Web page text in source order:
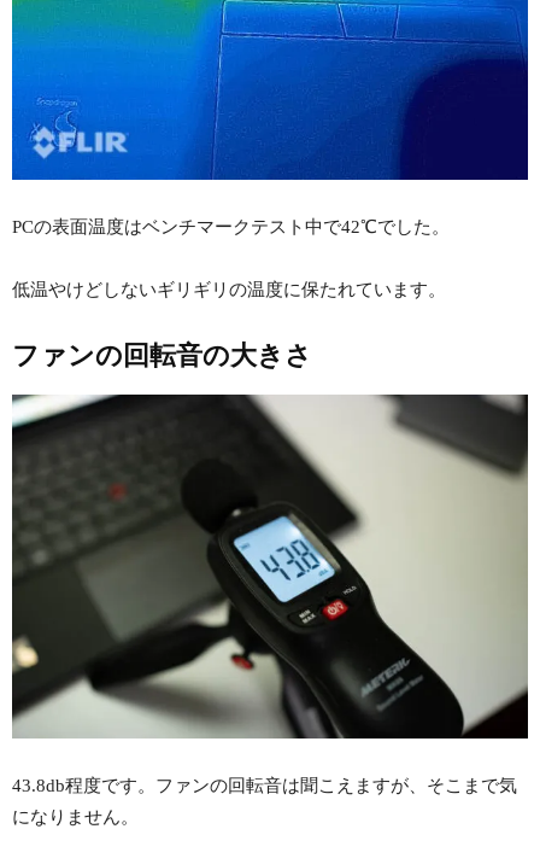
PCの表面温度はベンチマークテスト中で42℃でした。
低温やけどしないギリギリの温度に保たれています。
ファンの回転音の大きさ
43.8db程度です。ファンの回転音は聞こえますが、そこまで気
になりません。